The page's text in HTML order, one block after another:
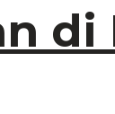
di